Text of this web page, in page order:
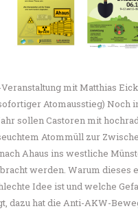
mit Matthias
Atomausstieg) Noch
sollen Castoren mit
Atommüll zur
nach Ahaus ins westliche
werden. Warum dieses
Idee ist und welche
dazu hat die Anti-AKW-